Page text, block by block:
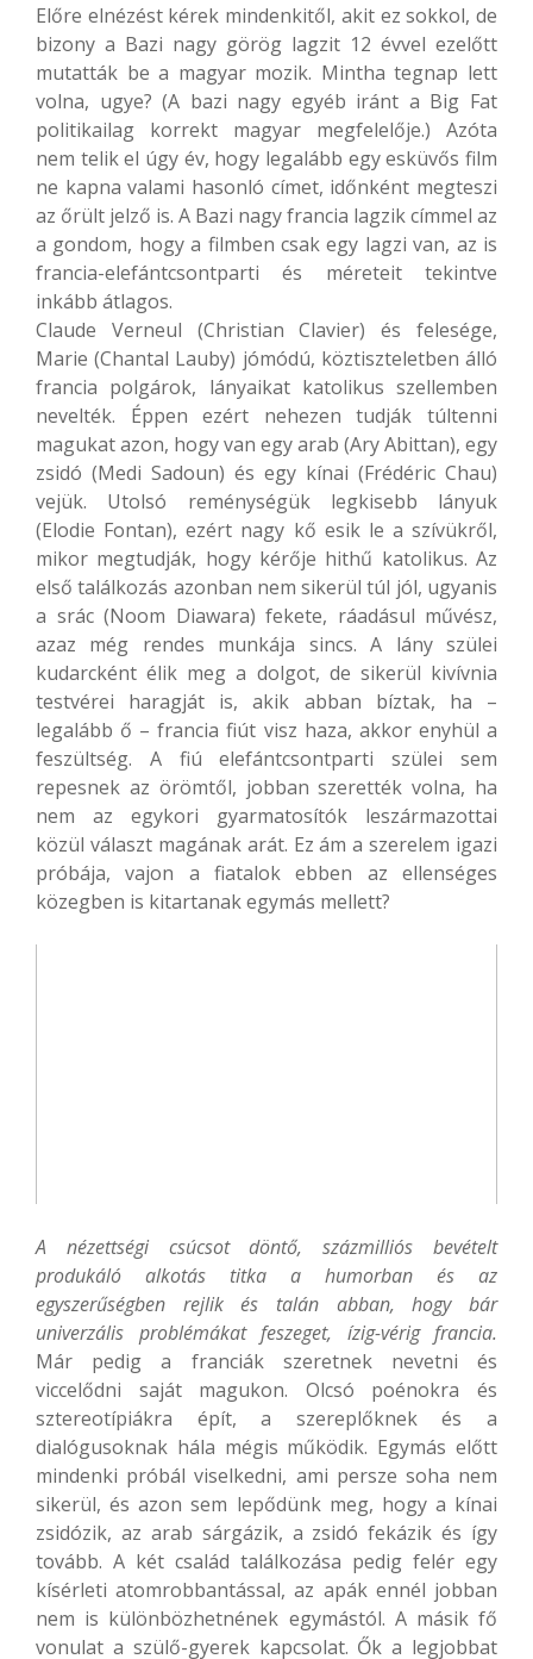
Előre elnézést kérek mindenkitől, akit ez sokkol, de
bizony a Bazi nagy görög lagzit 12 évvel ezelőtt
mutatták be a magyar mozik. Mintha tegnap lett
volna, ugye? (A bazi nagy egyéb iránt a Big Fat
politikailag korrekt magyar megfelelője.) Azóta
nem telik el úgy év, hogy legalább egy esküvős film
ne kapna valami hasonló címet, időnként megteszi
az őrült jelző is. A Bazi nagy francia lagzik címmel az
a gondom, hogy a filmben csak egy lagzi van, az is
francia-elefántcsontparti és méreteit tekintve
inkább átlagos.
Claude Verneul (Christian Clavier) és felesége,
Marie (Chantal Lauby) jómódú, köztiszteletben álló
francia polgárok, lányaikat katolikus szellemben
nevelték. Éppen ezért nehezen tudják túltenni
magukat azon, hogy van egy arab (Ary Abittan), egy
zsidó (Medi Sadoun) és egy kínai (Frédéric Chau)
vejük. Utolsó reménységük legkisebb lányuk
(Elodie Fontan), ezért nagy kő esik le a szívükről,
mikor megtudják, hogy kérője hithű katolikus. Az
első találkozás azonban nem sikerül túl jól, ugyanis
a srác (Noom Diawara) fekete, ráadásul művész,
azaz még rendes munkája sincs. A lány szülei
kudarcként élik meg a dolgot, de sikerül kivívnia
testvérei haragját is, akik abban bíztak, ha –
legalább ő – francia fiút visz haza, akkor enyhül a
feszültség. A fiú elefántcsontparti szülei sem
repesnek az örömtől, jobban szerették volna, ha
nem az egykori gyarmatosítók leszármazottai
közül választ magának arát. Ez ám a szerelem igazi
próbája, vajon a fiatalok ebben az ellenséges
közegben is kitartanak egymás mellett?
A nézettségi csúcsot döntő, százmilliós bevételt
produkáló alkotás titka a humorban és az
egyszerűségben rejlik és talán abban, hogy bár
univerzális problémákat feszeget, ízig-vérig francia.
Már pedig a franciák szeretnek nevetni és
viccelődni saját magukon. Olcsó poénokra és
sztereotípiákra épít, a szereplőknek és a
dialógusoknak hála mégis működik. Egymás előtt
mindenki próbál viselkedni, ami persze soha nem
sikerül, és azon sem lepődünk meg, hogy a kínai
zsidózik, az arab sárgázik, a zsidó fekázik és így
tovább. A két család találkozása pedig felér egy
kísérleti atomrobbantással, az apák ennél jobban
nem is különbözhetnének egymástól. A másik fő
vonulat a szülő-gyerek kapcsolat. Ők a legjobbat